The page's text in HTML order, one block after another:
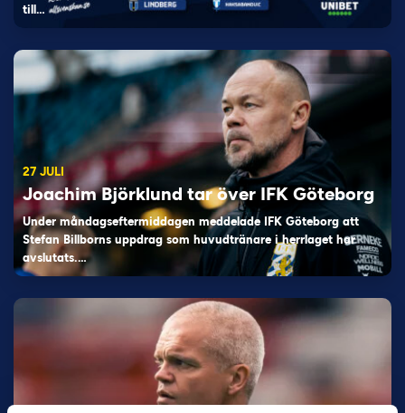
till…
27 JULI
Joachim Björklund tar över IFK Göteborg
Under måndagseftermiddagen meddelade IFK Göteborg att
Stefan Billborns uppdrag som huvudtränare i herrlaget har
avslutats.…